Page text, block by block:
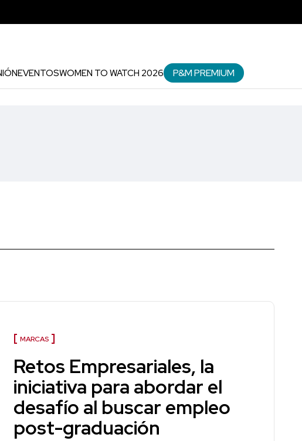
EVENTOSWOMEN TO WATCH 2026 P&M PREMIUM
MARCAS
Retos Empresariales, la
iniciativa para abordar el
desafío al buscar empleo
post-graduación